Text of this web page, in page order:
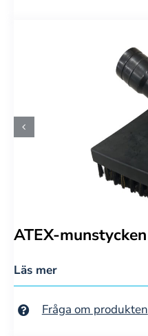
ATEX-munstycken
Läs mer
Fråga om produkten